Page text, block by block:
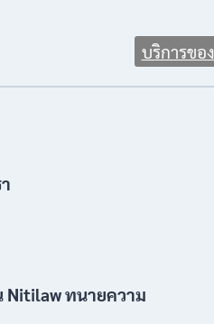
บริการขอ
Nitilaw ทนายความ